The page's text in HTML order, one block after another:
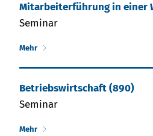
Mitarbeiter­führung in einer
Seminar
Mehr
Betriebs­wirtschaft (890)
Seminar
Mehr